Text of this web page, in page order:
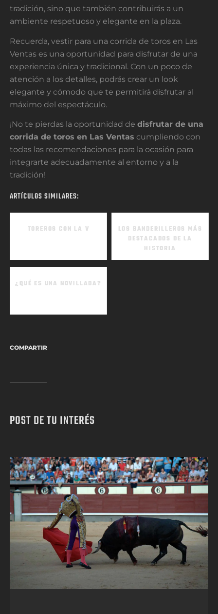
tradición, sino que también contribuirás a un
ambiente respetuoso y elegante en la plaza.
Recuerda, vestir para una corrida de toros en Las
Ventas es una oportunidad para disfrutar de una
experiencia única y tradicional. Con un poco de
atención a los detalles, podrás crear un look
elegante y cómodo que te permitirá disfrutar al
máximo del espectáculo.
¡No te pierdas la oportunidad de disfrutar de una
corrida de toros en Las Ventas cumpliendo con
todas las recomendaciones para la ocasión para
integrarte adecuadamente al entorno y a la
tradición!
ARTÍCULOS SIMILARES:
TOREROS CON LA V
LOS BANDERILLEROS MÁS
DESTACADOS DE LA
HISTORIA
¿QUÉ ES UNA NOVILLADA?
COMPARTIR
POST DE TU INTERÉS